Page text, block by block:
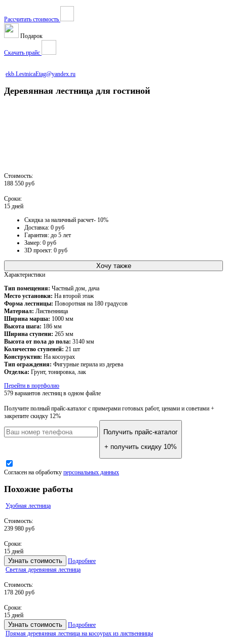
Рассчитать стоимость
Подарок
Скачать прайс
ekb.LestnicaEtag@yandex.ru
Деревянная лестница для гостиной
Стоимость:
188 550 руб
Сроки:
15 дней
Скидка за наличный расчет- 10%
Доставка: 0 руб
Гарантия: до 5 лет
Замер: 0 руб
3D проект: 0 руб
Хочу также
Характеристики
Тип помещения: Частный дом, дача
Место установки: На второй этаж
Форма лестницы: Поворотная на 180 градусов
Материал: Лиственница
Ширина марша: 1000 мм
Высота шага: 186 мм
Ширина ступени: 265 мм
Высота от пола до пола: 3140 мм
Количество ступеней: 21 шт
Конструктив: На косоурах
Тип ограждения: Фигурные перила из дерева
Отделка: Грунт, тонировка, лак
Перейти в портфолио
579 вариантов лестниц в одном файле
Получите полный прайс-каталог с примерами готовых работ, ценами и советами +
закрепите скидку 12%
Получить прайс-каталог
+ получить скидку 10%
Согласен на обработку персональных данных
Похожие работы
Удобная лестница
Стоимость:
239 980 руб
Сроки:
15 дней
Узнать стоимость
Подробнее
Светлая деревянная лестница
Стоимость:
178 260 руб
Сроки:
15 дней
Узнать стоимость
Подробнее
Прямая деревянная лестница на косоурах из лиственницы